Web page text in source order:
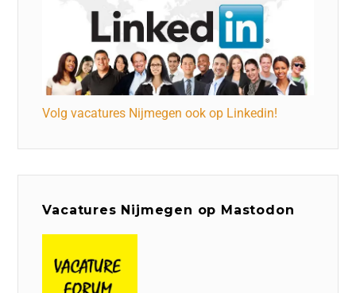
Volg vacatures Nijmegen ook op Linkedin!
Vacatures Nijmegen op Mastodon